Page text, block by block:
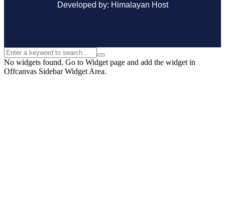
Developed by: Himalayan Host
No widgets found. Go to Widget page and add the widget in
Offcanvas Sidebar Widget Area.